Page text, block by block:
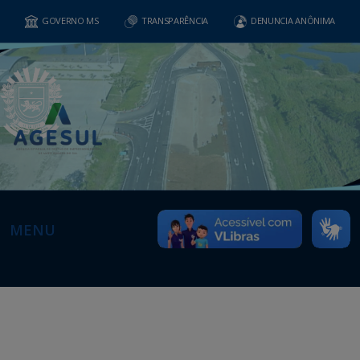
GOVERNO MS TRANSPARÊNCIA DENUNCIA ANÔNIMA
MENU